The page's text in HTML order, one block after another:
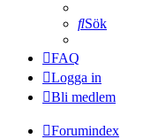
Sök
FAQ
Logga in
Bli medlem
Forumindex